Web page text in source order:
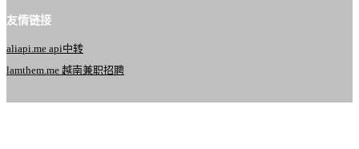
友情链接
aliapi.me api中转
lamthem.me 越南兼职招聘